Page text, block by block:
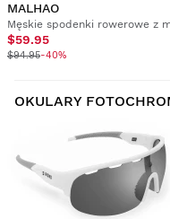
MALHAO
$59.95
$94.95-40%
OKULARY